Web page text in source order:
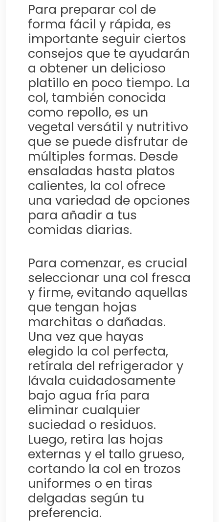
Para preparar col de
forma fácil y rápida, es
importante seguir ciertos
consejos que te ayudarán
a obtener un delicioso
platillo en poco tiempo. La
col, también conocida
como repollo, es un
vegetal versátil y nutritivo
que se puede disfrutar de
múltiples formas. Desde
ensaladas hasta platos
calientes, la col ofrece
una variedad de opciones
para añadir a tus
comidas diarias.
Para comenzar, es crucial
seleccionar una col fresca
y firme, evitando aquellas
que tengan hojas
marchitas o dañadas.
Una vez que hayas
elegido la col perfecta,
retírala del refrigerador y
lávala cuidadosamente
bajo agua fría para
eliminar cualquier
suciedad o residuos.
Luego, retira las hojas
externas y el tallo grueso,
cortando la col en trozos
uniformes o en tiras
delgadas según tu
preferencia.